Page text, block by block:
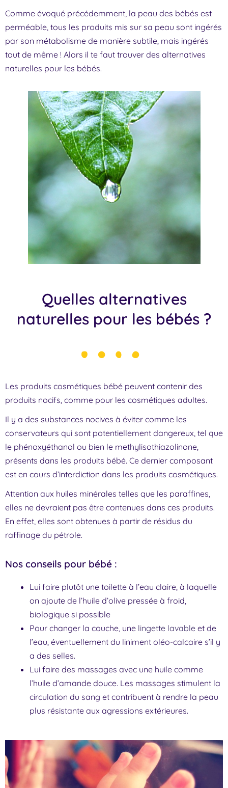
Comme évoqué précédemment, la peau des bébés est
perméable, tous les produits mis sur sa peau sont ingérés
par son métabolisme de manière subtile, mais ingérés
tout de même ! Alors il te faut trouver des alternatives
naturelles pour les bébés.
Quelles alternatives
naturelles pour les bébés ?
Les produits cosmétiques bébé peuvent contenir des
produits nocifs, comme pour les cosmétiques adultes.
Il y a des substances nocives à éviter comme les
conservateurs qui sont potentiellement dangereux, tel que
le phénoxyéthanol ou bien le methylisothiazolinone,
présents dans les produits bébé. Ce dernier composant
est en cours d’interdiction dans les produits cosmétiques.
Attention aux huiles minérales telles que les paraffines,
elles ne devraient pas être contenues dans ces produits.
En effet, elles sont obtenues à partir de résidus du
raffinage du pétrole.
Nos conseils pour bébé :
Lui faire plutôt une toilette à l’eau claire, à laquelle
on ajoute de l’huile d’olive pressée à froid,
biologique si possible
Pour changer la couche, une lingette lavable et de
l’eau, éventuellement du liniment oléo-calcaire s’il y
a des selles.
Lui faire des massages avec une huile comme
l’huile d’amande douce. Les massages stimulent la
circulation du sang et contribuent à rendre la peau
plus résistante aux agressions extérieures.